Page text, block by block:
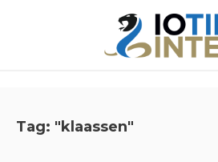
Tag: "klaassen"